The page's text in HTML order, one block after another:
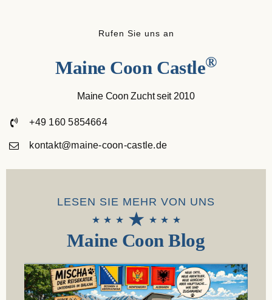
Rufen Sie uns an
Maine Coon Castle®
Maine Coon Zucht seit 2010
+49 160 5854664
kontakt@maine-coon-castle.de
LESEN SIE MEHR VON UNS
⋆ ⋆ ⋆ ⋆ ⋆ ⋆ ⋆
Maine Coon Blog